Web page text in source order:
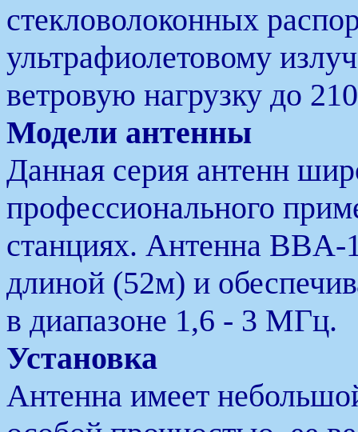
стекловолоконных
ультрафиолетовому
ветровую нагрузку до
Модели антенны
Данная серия антенн
профессионального
станциях. Антенна BBA-
длиной (52м) и
в диапазоне 1,6 - 3 МГц.
Установка
Антенна имеет